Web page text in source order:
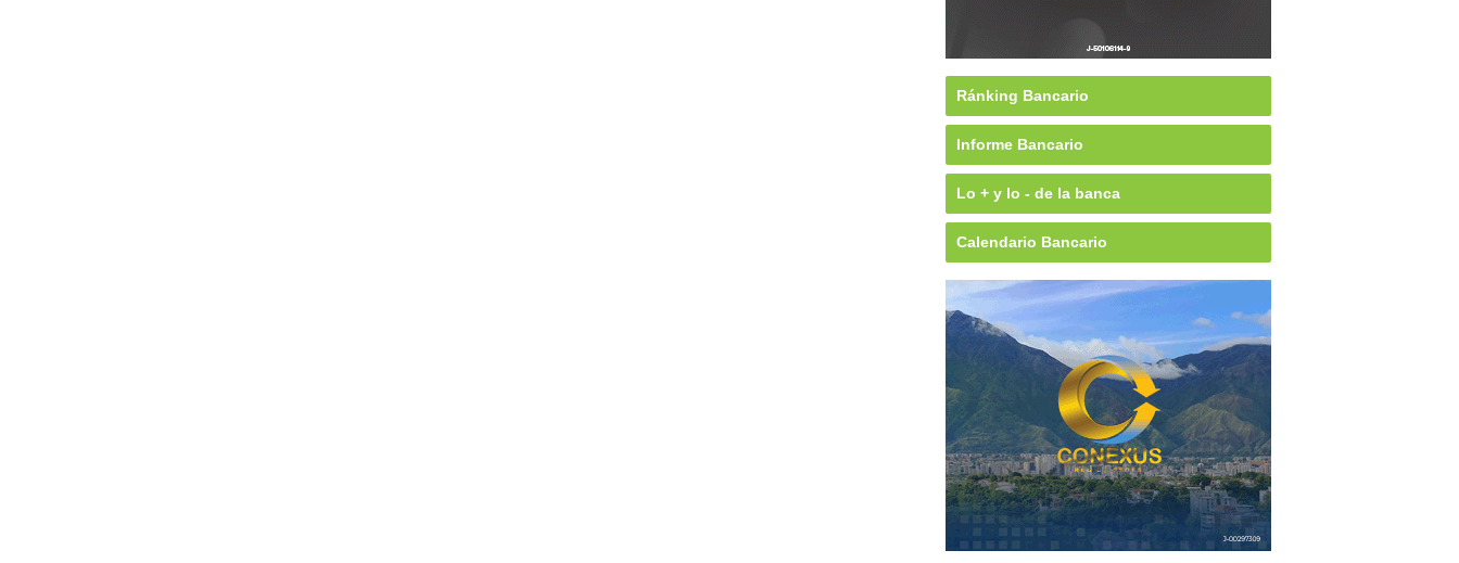
Ránking Bancario
Informe Bancario
Lo + y lo - de la banca
Calendario Bancario